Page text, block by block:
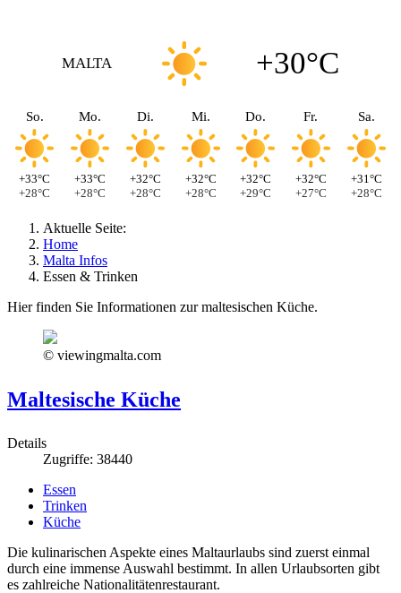
MALTA +30°C
So.
+33°C
+28°C
Mo.
+33°C
+28°C
Di.
+32°C
+28°C
Mi.
+32°C
+28°C
Do.
+32°C
+29°C
Fr.
+32°C
+27°C
Sa.
+31°C
+28°C
Aktuelle Seite:
Home
Malta Infos
Essen & Trinken
Hier finden Sie Informationen zur maltesischen Küche.
© viewingmalta.com
Maltesische Küche
Details
Zugriffe: 38440
Essen
Trinken
Küche
Die kulinarischen Aspekte eines Maltaurlaubs sind zuerst einmal
durch eine immense Auswahl bestimmt. In allen Urlaubsorten gibt
es zahlreiche Nationalitätenrestaurant.